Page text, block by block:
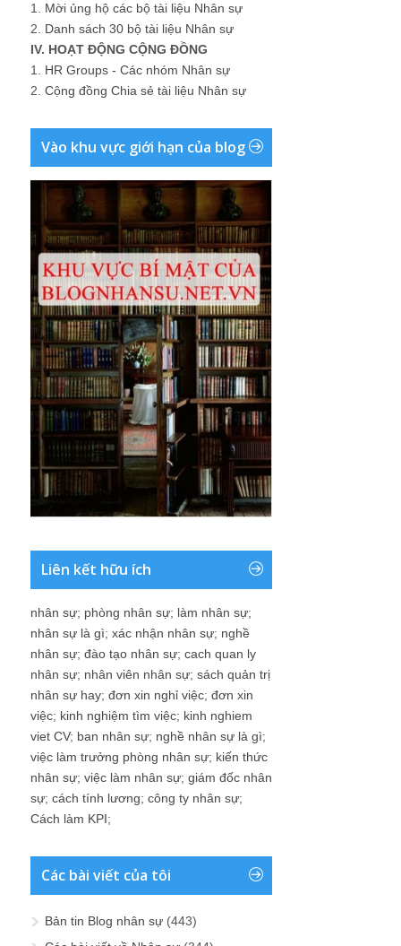
1. Mời ủng hộ các bộ tài liệu Nhân sự
2. Danh sách 30 bộ tài liệu Nhân sự
IV. HOẠT ĐỘNG CỘNG ĐỒNG
1. HR Groups - Các nhóm Nhân sự
2. Cộng đồng Chia sẻ tài liệu Nhân sự
Vào khu vực giới hạn của blog
Liên kết hữu ích
nhân sự; phòng nhân sự; làm nhân sự;
nhân sự là gì; xác nhận nhân sự; nghề
nhân sự; đào tạo nhân sự; cach quan ly
nhân sự; nhân viên nhân sự; sách quản trị
nhân sự hay; đơn xin nghỉ việc; đơn xin
việc; kinh nghiệm tìm việc; kinh nghiem
viet CV; ban nhân sự; nghề nhân sự là gì;
việc làm trưởng phòng nhân sự; kiến thức
nhân sự; việc làm nhân sự; giám đốc nhân
sự; cách tính lương; công ty nhân sự;
Cách làm KPI;
Các bài viết của tôi
Bản tin Blog nhân sự (443)